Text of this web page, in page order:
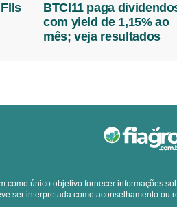
BTCI11 paga
com yield de 1,15% ao
mês; veja resultados
como único objetivo fornecer informações
ser interpretada como aconselhamento ou